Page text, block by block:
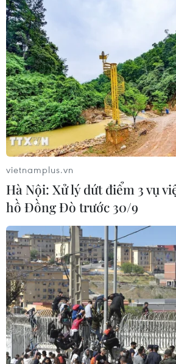
vietnamplus.vn
Hà Nội: Xử lý dứt điểm 3 vụ
hồ Đồng Đò trước 30/9